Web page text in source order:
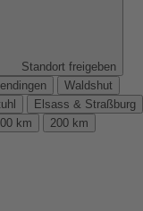
Standort freigeben
Waldshut
Elsass & Straßburg
km
200 km